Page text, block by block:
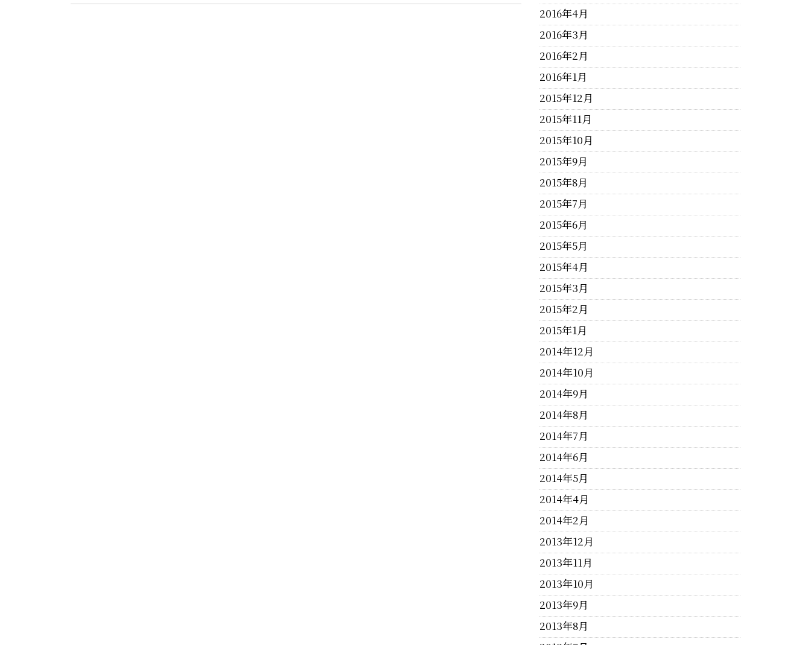
2016年4月
2016年3月
2016年2月
2016年1月
2015年12月
2015年11月
2015年10月
2015年9月
2015年8月
2015年7月
2015年6月
2015年5月
2015年4月
2015年3月
2015年2月
2015年1月
2014年12月
2014年10月
2014年9月
2014年8月
2014年7月
2014年6月
2014年5月
2014年4月
2014年2月
2013年12月
2013年11月
2013年10月
2013年9月
2013年8月